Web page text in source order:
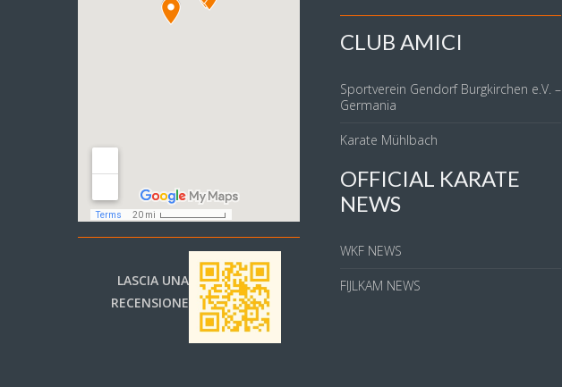
LASCIA UNA
RECENSIONE
CLUB AMICI
Sportverein Gendorf Burgkirchen e.V. –
Germania
Karate Mühlbach
OFFICIAL KARATE
NEWS
WKF NEWS
FIJLKAM NEWS